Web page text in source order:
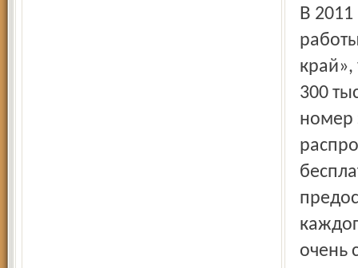
В 2011 году конкурс на информационное обеспечение
край»,
300
номер
очень